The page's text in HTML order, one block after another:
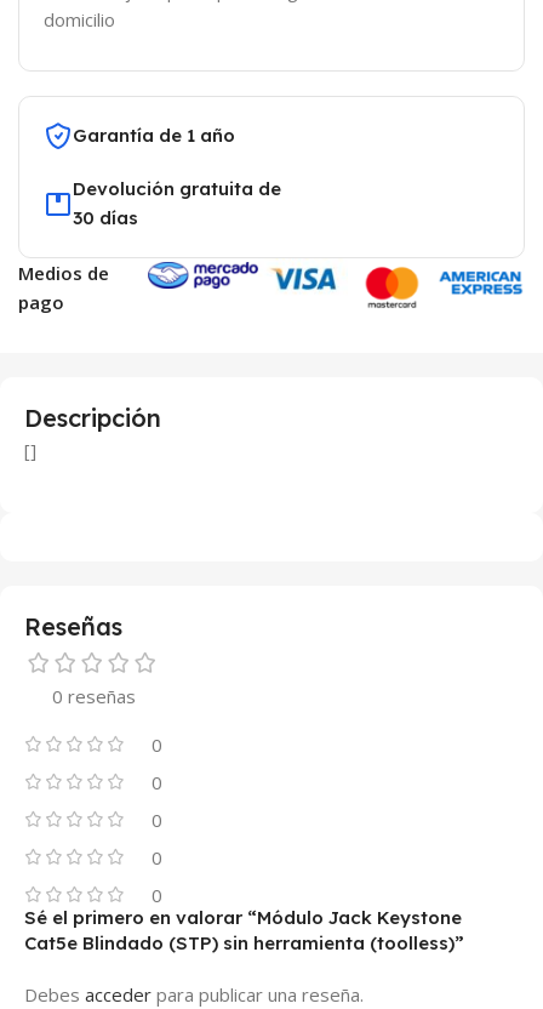
domicilio
Garantía de 1 año
Devolución gratuita de
30 días
Medios de
pago
Descripción
[]
Reseñas
0 reseñas
0
0
0
0
0
Sé el primero en valorar “Módulo Jack Keystone
Cat5e Blindado (STP) sin herramienta (toolless)”
Debes acceder para publicar una reseña.